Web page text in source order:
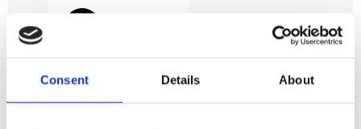
Consent Details About